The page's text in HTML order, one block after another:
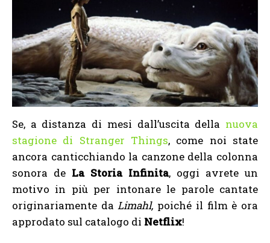
Se, a distanza di mesi dall’uscita della nuova
stagione di Stranger Things, come noi state
ancora canticchiando la canzone della colonna
sonora de La Storia Infinita, oggi avrete un
motivo in più per intonare le parole cantate
originariamente daLimahl, poiché il film è ora
approdato sul catalogo di Netflix!